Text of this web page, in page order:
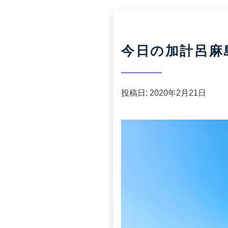
今日の加計呂麻
投稿日: 2020年2月21日